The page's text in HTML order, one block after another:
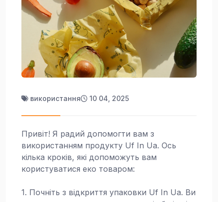
використання 10 04, 2025
Привіт! Я радий допомогти вам з
використанням продукту Uf In Ua. Ось
кілька кроків, які допоможуть вам
користуватися еко товаром:
1. Почніть з відкриття упаковки Uf In Ua. Ви